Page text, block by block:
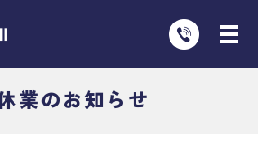
業のお知らせ